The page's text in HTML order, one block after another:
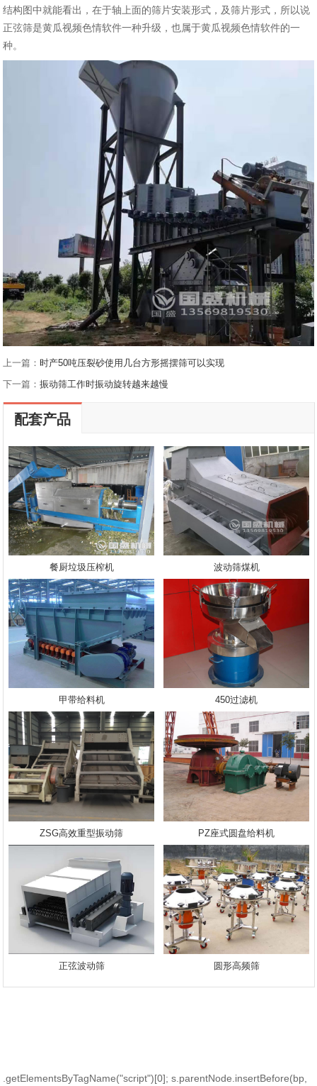
结构图中就能看出，在于轴上面的筛片安装形式，及筛片形式，所以说
正弦筛是黄瓜视频色情软件一种升级，也属于黄瓜视频色情软件的一
种。
上一篇：时产50吨压裂砂使用几台方形摇摆筛可以实现
下一篇：振动筛工作时振动旋转越来越慢
配套产品
餐厨垃圾压榨机 波动筛煤机
甲带给料机 450过滤机
ZSG高效重型振动筛 PZ座式圆盘给料机
正弦波动筛 圆形高频筛
.getElementsByTagName("script")[0]; s.parentNode.insertBefore(bp,